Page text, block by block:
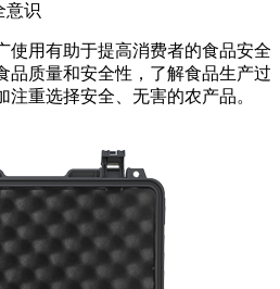
识
用有助于提高消费者的食品安全
品质量和安全性，了解食品生产过
重选择安全、无害的农产品。